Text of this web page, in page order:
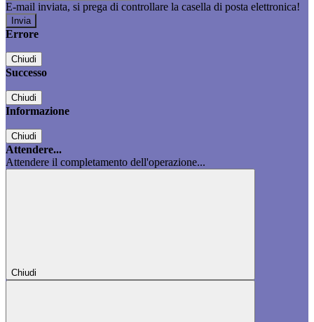
E-mail inviata, si prega di controllare la casella di posta elettronica!
Errore
Chiudi
Successo
Chiudi
Informazione
Chiudi
Attendere...
Attendere il completamento dell'operazione...
Chiudi